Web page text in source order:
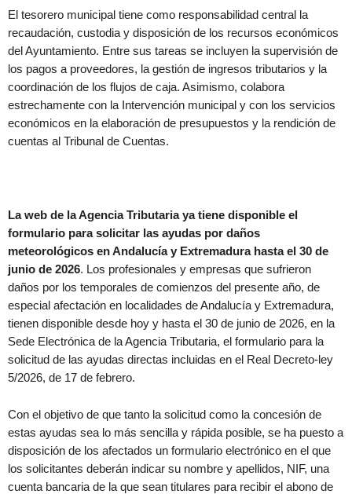
El tesorero municipal tiene como responsabilidad central la
recaudación, custodia y disposición de los recursos económicos
del Ayuntamiento. Entre sus tareas se incluyen la supervisión de
los pagos a proveedores, la gestión de ingresos tributarios y la
coordinación de los flujos de caja. Asimismo, colabora
estrechamente con la Intervención municipal y con los servicios
económicos en la elaboración de presupuestos y la rendición de
cuentas al Tribunal de Cuentas.
La web de la Agencia Tributaria ya tiene disponible el
formulario para solicitar las ayudas por daños
meteorológicos en Andalucía y Extremadura hasta el 30 de
junio de 2026. Los profesionales y empresas que sufrieron
daños por los temporales de comienzos del presente año, de
especial afectación en localidades de Andalucía y Extremadura,
tienen disponible desde hoy y hasta el 30 de junio de 2026, en la
Sede Electrónica de la Agencia Tributaria, el formulario para la
solicitud de las ayudas directas incluidas en el Real Decreto-ley
5/2026, de 17 de febrero.
Con el objetivo de que tanto la solicitud como la concesión de
estas ayudas sea lo más sencilla y rápida posible, se ha puesto a
disposición de los afectados un formulario electrónico en el que
los solicitantes deberán indicar su nombre y apellidos, NIF, una
cuenta bancaria de la que sean titulares para recibir el abono de